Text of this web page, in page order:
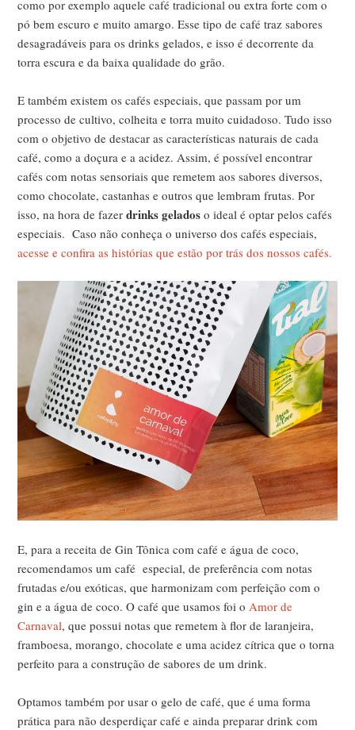
como por exemplo aquele café tradicional ou extra forte com o
pó bem escuro e muito amargo. Esse tipo de café traz sabores
desagradáveis para os drinks gelados, e isso é decorrente da
torra escura e da baixa qualidade do grão.
E também existem os cafés especiais, que passam por um
processo de cultivo, colheita e torra muito cuidadoso. Tudo isso
com o objetivo de destacar as características naturais de cada
café, como a doçura e a acidez. Assim, é possível encontrar
cafés com notas sensoriais que remetem aos sabores diversos,
como chocolate, castanhas e outros que lembram frutas. Por
isso, na hora de fazerdrinks gelados o ideal é optar pelos cafés
especiais. Caso não conheça o universo dos cafés especiais,
acesse e confira as histórias que estão por trás dos nossos cafés.
E, para a receita de Gin Tônica com café e água de coco,
recomendamos um café especial, de preferência com notas
frutadas e/ou exóticas, que harmonizam com perfeição com o
gin e a água de coco. O café que usamos foi oAmor de
Carnaval, que possui notas que remetem à flor de laranjeira,
framboesa, morango, chocolate e uma acidez cítrica que o torna
perfeito para a construção de sabores de um drink.
Optamos também por usar o gelo de café, que é uma forma
prática para não desperdiçar café e ainda preparar drink com